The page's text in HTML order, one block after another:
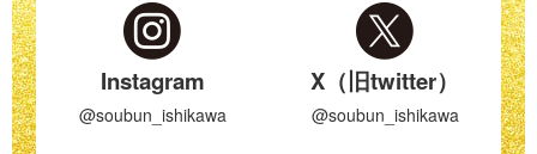
Instagram
@soubun_ishikawa
X（旧twitter）
@soubun_ishikawa